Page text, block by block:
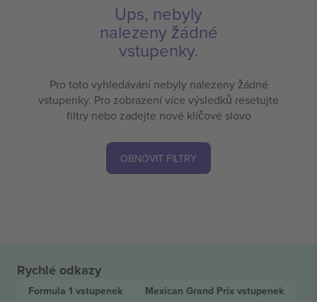
Ups, nebyly
nalezeny žádné
vstupenky.
Pro toto vyhledávání nebyly nalezeny žádné
vstupenky. Pro zobrazení více výsledků resetujte
filtry nebo zadejte nové klíčové slovo
OBNOVIT FILTRY
Rychlé odkazy
Formula 1 vstupenek Mexican Grand Prix vstupenek